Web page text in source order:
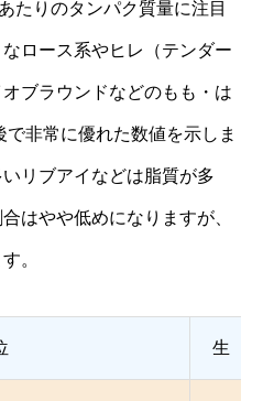
たりのタンパク質量に注目
ロース系やヒレ（テンダー
ブラウンドなどのもも・は
非常に優れた数値を示しま
リブアイなどは脂質が多
はやや低めになりますが、
。
生（